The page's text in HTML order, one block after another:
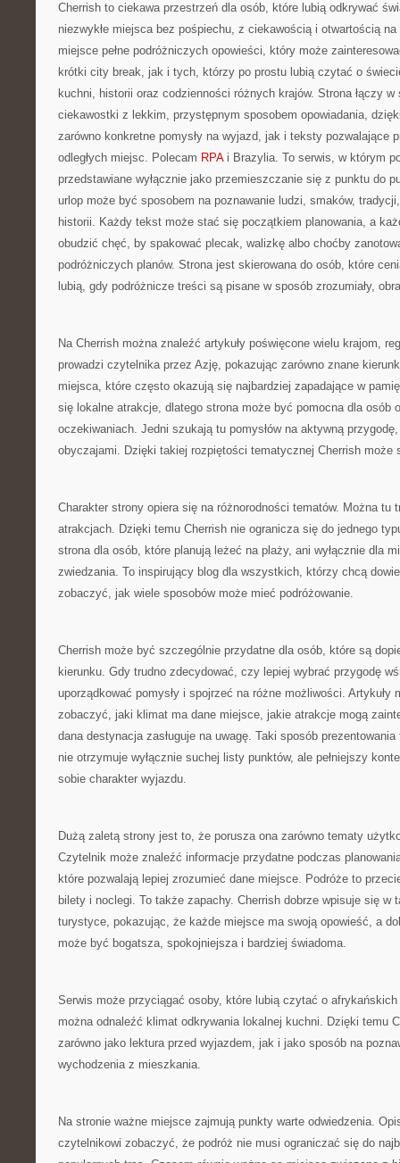
Cherrish to ciekawa przestrzeń dla osób, które lubią odkrywać
niezwykłe miejsca bez pośpiechu, z ciekawością i otwartością
miejsce pełne podróżniczych opowieści, który może
krótki city break, jak i tych, którzy po prostu lubią czytać o
kuchni, historii oraz codzienności różnych krajów. Strona łączy w
ciekawostki z lekkim, przystępnym sposobem opowiadania,
zarówno konkretne pomysły na wyjazd, jak i teksty pozwalające
odległych miejsc. Polecam RPAi Brazylia. To serwis, w którym
przedstawiane wyłącznie jako przemieszczanie się z punktu do
urlop może być sposobem na poznawanie ludzi, smaków,
historii. Każdy tekst może stać się początkiem planowania, a
obudzić chęć, by spakować plecak, walizkę albo choćby
podróżniczych planów. Strona jest skierowana do osób, które
lubią, gdy podróżnicze treści są pisane w sposób zrozumiały,
Na Cherrish można znaleźć artykuły poświęcone wielu krajom,
prowadzi czytelnika przez Azję, pokazując zarówno znane
miejsca, które często okazują się najbardziej zapadające w
się lokalne atrakcje, dlatego strona może być pomocna dla osób
oczekiwaniach. Jedni szukają tu pomysłów na aktywną
obyczajami. Dzięki takiej rozpiętości tematycznej Cherrish może
Charakter strony opiera się na różnorodności tematów. Można tu
atrakcjach. Dzięki temu Cherrish nie ogranicza się do jednego
strona dla osób, które planują leżeć na plaży, ani wyłącznie dla
zwiedzania. To inspirujący blog dla wszystkich, którzy chcą
zobaczyć, jak wiele sposobów może mieć podróżowanie.
Cherrish może być szczególnie przydatne dla osób, które są
kierunku. Gdy trudno zdecydować, czy lepiej wybrać przygodę
uporządkować pomysły i spojrzeć na różne możliwości. Artykuły
zobaczyć, jaki klimat ma dane miejsce, jakie atrakcje mogą
dana destynacja zasługuje na uwagę. Taki sposób
nie otrzymuje wyłącznie suchej listy punktów, ale pełniejszy
sobie charakter wyjazdu.
Dużą zaletą strony jest to, że porusza ona zarówno tematy
Czytelnik może znaleźć informacje przydatne podczas
które pozwalają lepiej zrozumieć dane miejsce. Podróże to
bilety i noclegi. To także zapachy. Cherrish dobrze wpisuje się w
turystyce, pokazując, że każde miejsce ma swoją opowieść, a
może być bogatsza, spokojniejsza i bardziej świadoma.
Serwis może przyciągać osoby, które lubią czytać o
można odnaleźć klimat odkrywania lokalnej kuchni. Dzięki temu
zarówno jako lektura przed wyjazdem, jak i jako sposób na
wychodzenia z mieszkania.
Na stronie ważne miejsce zajmują punkty warte odwiedzenia.
czytelnikowi zobaczyć, że podróż nie musi ograniczać się do